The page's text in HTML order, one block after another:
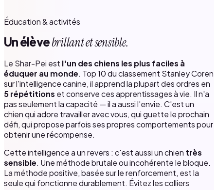
Éducation & activités
Un élèvebrillant et sensible.
Le Shar-Pei est l'un des chiens les plus faciles à
éduquer au monde. Top 10 du classement Stanley Coren
sur l'intelligence canine, il apprend la plupart des ordres en
5 répétitions et conserve ces apprentissages à vie. Il n'a
pas seulement la capacité — il a aussi l'envie. C'est un
chien qui adore travailler avec vous, qui guette le prochain
défi, qui propose parfois ses propres comportements pour
obtenir une récompense.
Cette intelligence a un revers : c'est aussi un chien très
sensible. Une méthode brutale ou incohérente le bloque.
La méthode positive, basée sur le renforcement, est la
seule qui fonctionne durablement. Évitez les colliers